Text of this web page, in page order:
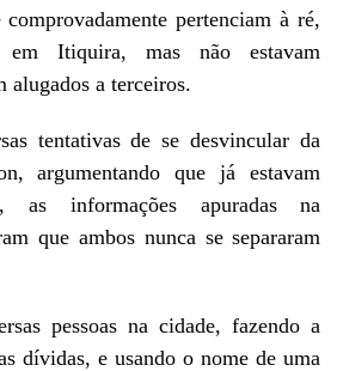
pertenciam à ré,
em Itiquira, mas não estavam
alugados a terceiros.
tentativas de se desvincular da
argumentando que já estavam
as informações apuradas na
que ambos nunca se separaram
pessoas na cidade, fazendo a
dívidas, e usando o nome de uma